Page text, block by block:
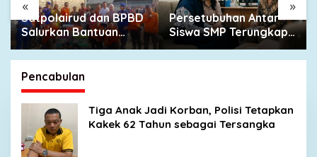
« »
Satpolairud dan BPBD
Salurkan Bantuan
untuk Korban
Pompong Terbalik di
Kampung Bugis
Persetubuhan Antar
Siswa SMP Terungkap
dari Curhat Korban,
UPTD PPA Ingatkan
Pencabulan
Tiga Anak Jadi Korban, Polisi Tetapkan
Kakek 62 Tahun sebagai Tersangka